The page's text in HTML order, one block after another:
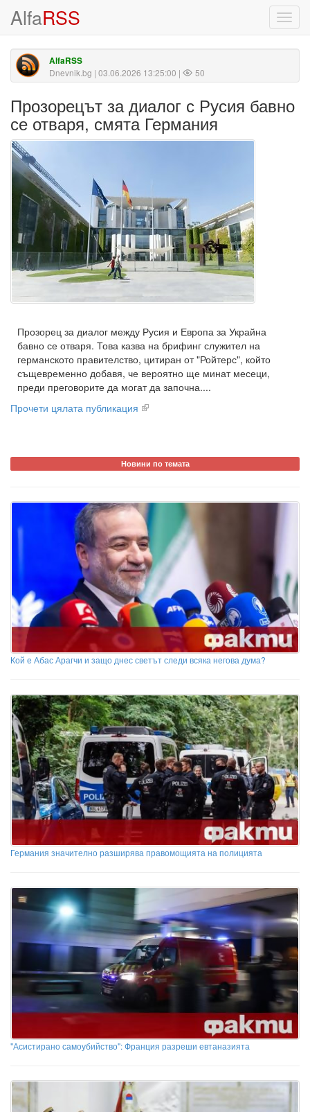
AlfaRSS
AlfaRSS
Dnevnik.bg | 03.06.2026 13:25:00 | 50
Прозорецът за диалог с Русия бавно
се отваря, смята Германия
Прозорец за диалог между Русия и Европа за Украйна
бавно се отваря. Това казва на брифинг служител на
германското правителство, цитиран от "Ройтерс", който
същевременно добавя, че вероятно ще минат месеци,
преди преговорите да могат да започна....
Прочети цялата публикация
Новини по темата
Кой е Абас Арагчи и защо днес светът следи всяка негова дума?
Германия значително разширява правомощията на полицията
"Асистирано самоубийство": Франция разреши евтаназията